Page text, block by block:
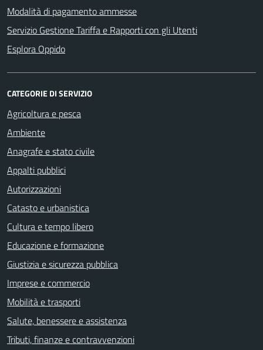
Modalità di pagamento ammesse
Servizio Gestione Tariffa e Rapporti con gli Utenti
Esplora Oppido
CATEGORIE DI SERVIZIO
Agricoltura e pesca
Ambiente
Anagrafe e stato civile
Appalti pubblici
Autorizzazioni
Catasto e urbanistica
Cultura e tempo libero
Educazione e formazione
Giustizia e sicurezza pubblica
Imprese e commercio
Mobilità e trasporti
Salute, benessere e assistenza
Tributi, finanze e contravvenzioni